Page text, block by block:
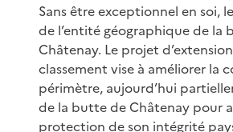
Sans être exceptionnel en soi,
de l’entité géographique de la
Châtenay. Le projet
classement vise à améliorer la
périmètre, aujourd’hui
de la butte de Châtenay pour
protection de son intégrité